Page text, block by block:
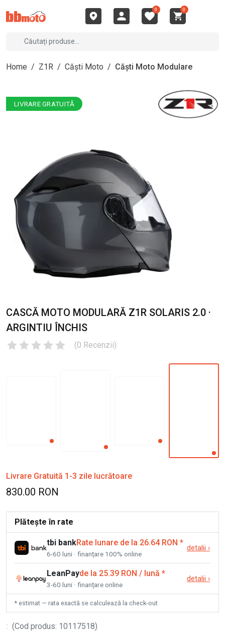
0 0
Home / Z1R / Căști Moto / Căști Moto Modulare
LIVRARE GRATUITĂ
CASCĂ MOTO MODULARĂ Z1R SOLARIS 2.0 ·
ARGINTIU ÎNCHIS
(0 Recenzii)
Livrare Gratuită 1-3 zile lucrătoare
830.00 RON
Plătește în rate
tbi bankRate lunare de la 26.64 RON *
6-60 luni · finanțare 100% online
detalii ›
LeanPayde la 25.39 RON / lună *
3-60 luni · finanțare online
detalii ›
* estimat — rata exactă se calculează la check-out
: (Cod produs: 10117518)